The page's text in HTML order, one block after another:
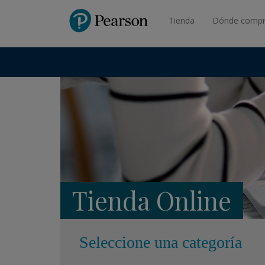
PearsonTienda Dónde
Tienda Online
Seleccione una categoría